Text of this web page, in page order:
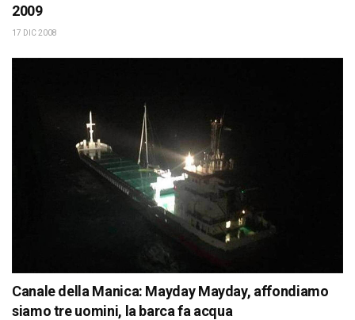
2009
17 DIC 2008
Canale della Manica: Mayday Mayday, affondiamo
siamo tre uomini, la barca fa acqua